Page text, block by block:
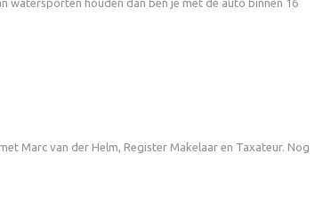
watersporten houden dan ben je met de auto binnen 16
Marc van der Helm, Register Makelaar en Taxateur. Nog